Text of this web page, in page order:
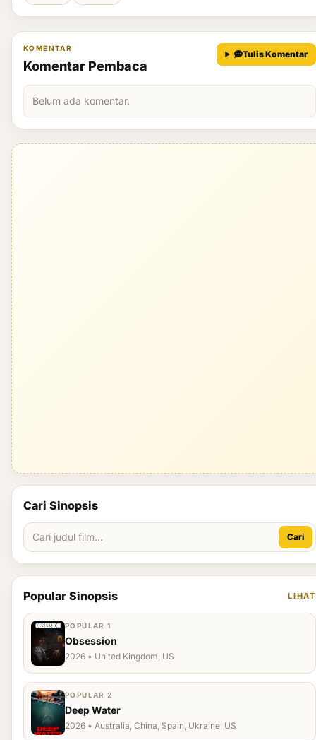
KOMENTAR
Komentar Pembaca
Tulis Komentar
Belum ada komentar.
Cari Sinopsis
Cari
Popular Sinopsis LIHAT
POPULAR 1
Obsession
2026 • United Kingdom, US
POPULAR 2
Deep Water
2026 • Australia, China, Spain, Ukraine, US